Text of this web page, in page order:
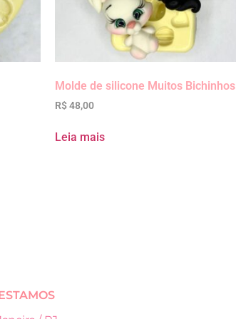
Molde de silicone Muitos Bichinhos
R$48,00
Leia mais